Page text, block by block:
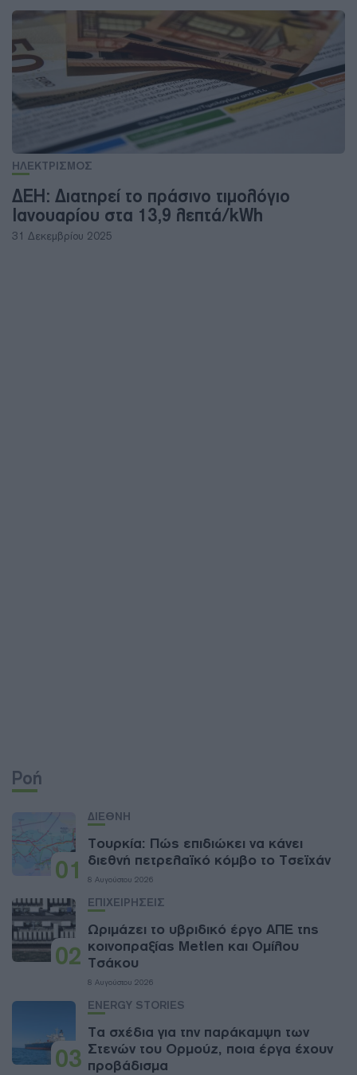
ΗΛΕΚΤΡΙΣΜΟΣ
ΔΕΗ: Διατηρεί το πράσινο τιμολόγιο
Ιανουαρίου στα 13,9 λεπτά/kWh
31 Δεκεμβρίου 2025
Ροή
01
ΔΙΕΘΝΗ
Τουρκία: Πώς επιδιώκει να κάνει
διεθνή πετρελαϊκό κόμβο το Τσεϊχάν
8 Αυγούστου 2026
02
ΕΠΙΧΕΙΡΗΣΕΙΣ
Ωριμάζει το υβριδικό έργο ΑΠΕ της
κοινοπραξίας Metlen και Ομίλου
Τσάκου
8 Αυγούστου 2026
03
ENERGY STORIES
Τα σχέδια για την παράκαμψη των
Στενών του Ορμούζ, ποια έργα έχουν
προβάδισμα